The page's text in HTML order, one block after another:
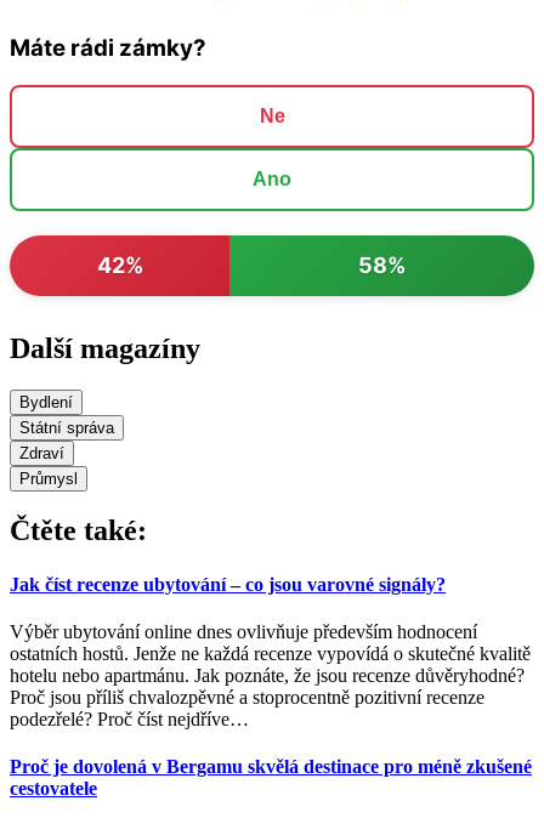
Máte rádi zámky?
Ne
Ano
42% 58%
Další magazíny
Bydlení
Státní správa
Zdraví
Průmysl
Čtěte také:
Jak číst recenze ubytování – co jsou varovné signály?
Výběr ubytování online dnes ovlivňuje především hodnocení
ostatních hostů. Jenže ne každá recenze vypovídá o skutečné kvalitě
hotelu nebo apartmánu. Jak poznáte, že jsou recenze důvěryhodné?
Proč jsou příliš chvalozpěvné a stoprocentně pozitivní recenze
podezřelé? Proč číst nejdříve…
Proč je dovolená v Bergamu skvělá destinace pro méně zkušené
cestovatele